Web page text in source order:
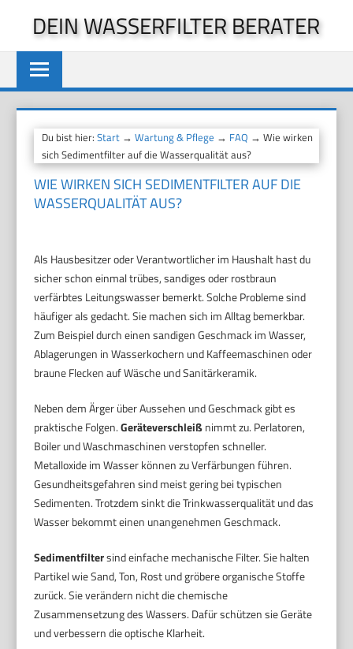
springen
DEIN WASSERFILTER BERATER
Du bist hier:Start →Wartung & Pflege → FAQ → Wie wirken
sich Sedimentfilter auf die Wasserqualität aus?
WIE WIRKEN SICH SEDIMENTFILTER AUF DIE
WASSERQUALITÄT AUS?
Als Hausbesitzer oder Verantwortlicher im Haushalt hast du
sicher schon einmal trübes, sandiges oder rostbraun
verfärbtes Leitungswasser bemerkt. Solche Probleme sind
häufiger als gedacht. Sie machen sich im Alltag bemerkbar.
Zum Beispiel durch einen sandigen Geschmack im Wasser,
Ablagerungen in Wasserkochern und Kaffeemaschinen oder
braune Flecken auf Wäsche und Sanitärkeramik.
Neben dem Ärger über Aussehen und Geschmack gibt es
praktische Folgen.Geräteverschleißnimmt zu. Perlatoren,
Boiler und Waschmaschinen verstopfen schneller.
Metalloxide im Wasser können zu Verfärbungen führen.
Gesundheitsgefahren sind meist gering bei typischen
Sedimenten. Trotzdem sinkt die Trinkwasserqualität und das
Wasser bekommt einen unangenehmen Geschmack.
Sedimentfiltersind einfache mechanische Filter. Sie halten
Partikel wie Sand, Ton, Rost und gröbere organische Stoffe
zurück. Sie verändern nicht die chemische
Zusammensetzung des Wassers. Dafür schützen sie Geräte
und verbessern die optische Klarheit.